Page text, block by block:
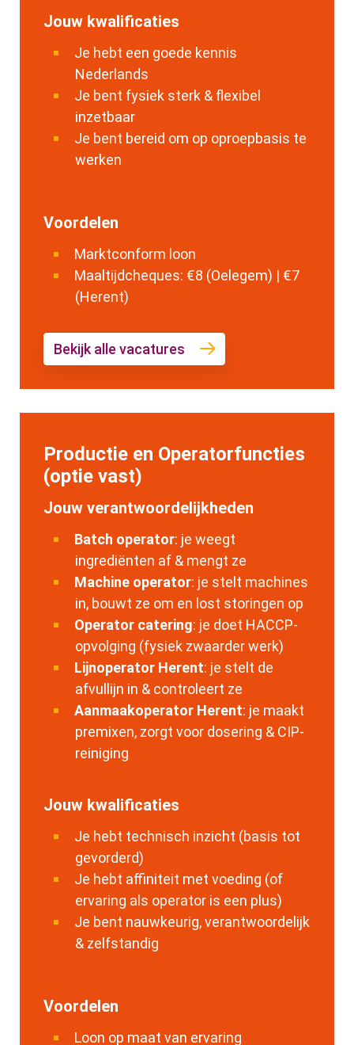
Jouw kwalificaties
Je hebt een goede kennis
Nederlands
Je bent fysiek sterk & flexibel
inzetbaar
Je bent bereid om op oproepbasis te
werken
Voordelen
Marktconform loon
Maaltijdcheques: €8 (Oelegem) | €7
(Herent)
Bekijk alle vacatures
Productie en Operatorfuncties
(optie vast)
Jouw verantwoordelijkheden
Batch operator: je weegt
ingrediënten af & mengt ze
Machine operator: je stelt machines
in, bouwt ze om en lost storingen op
Operator catering: je doet HACCP-
opvolging (fysiek zwaarder werk)
Lijnoperator Herent: je stelt de
afvullijn in & controleert ze
Aanmaakoperator Herent: je maakt
premixen, zorgt voor dosering & CIP-
reiniging
Jouw kwalificaties
Je hebt technisch inzicht (basis tot
gevorderd)
Je hebt affiniteit met voeding (of
ervaring als operator is een plus)
Je bent nauwkeurig, verantwoordelijk
& zelfstandig
Voordelen
Loon op maat van ervaring